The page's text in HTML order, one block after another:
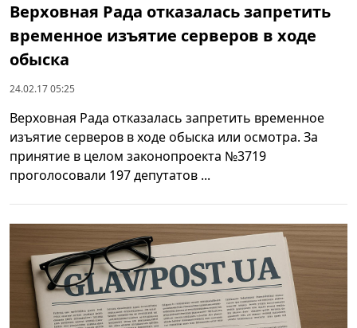
Верховная Рада отказалась запретить
временное изъятие серверов в ходе
обыска
24.02.17 05:25
Верховная Рада отказалась запретить временное
изъятие серверов в ходе обыска или осмотра. За
принятие в целом законопроекта №3719
проголосовали 197 депутатов ...